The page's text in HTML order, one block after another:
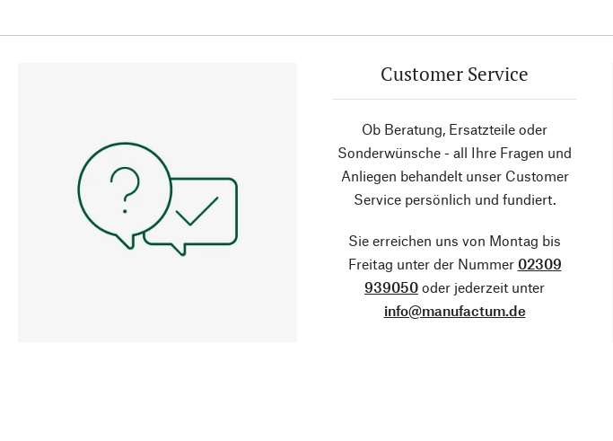
Customer Service
Ob Beratung, Ersatzteile oder
Sonderwünsche - all Ihre Fragen und
Anliegen behandelt unser Customer
Service persönlich und fundiert.
Sie erreichen uns von Montag bis
Freitag unter der Nummer 02309
939050 oder jederzeit unter
info@manufactum.de